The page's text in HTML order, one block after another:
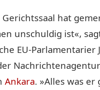
Gerichtssaal hat
unschuldig ist«,
EU-Parlamentarier
Ankara. »Alles was